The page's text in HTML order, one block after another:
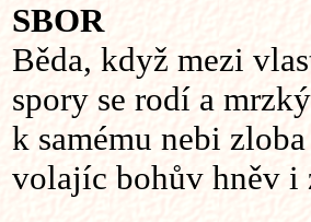
SBOR
Běda, když mezi
spory se rodí a
k samému nebi
volajíc bohův hněv i